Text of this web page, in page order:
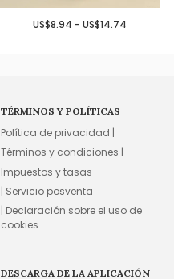
US$8.94 - US$14.74
TÉRMINOS Y POLÍTICAS
Política de privacidad |
Términos y condiciones |
Impuestos y tasas
| Servicio posventa
| Declaración sobre el uso de
cookies
DESCARGA DE LA APLICACIÓN